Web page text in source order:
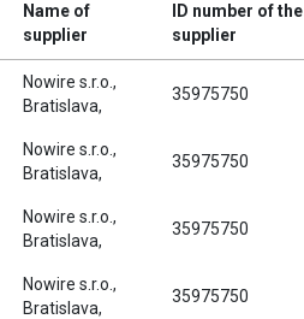
Name of
supplier
ID number of the
supplier
Nowire s.r.o.,
Bratislava,
35975750
Nowire s.r.o.,
Bratislava,
35975750
Nowire s.r.o.,
Bratislava,
35975750
Nowire s.r.o.,
Bratislava,
35975750